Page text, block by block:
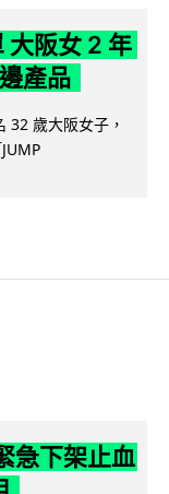
大阪女 2 年
產品
32 歲大阪女子，
急下架止血